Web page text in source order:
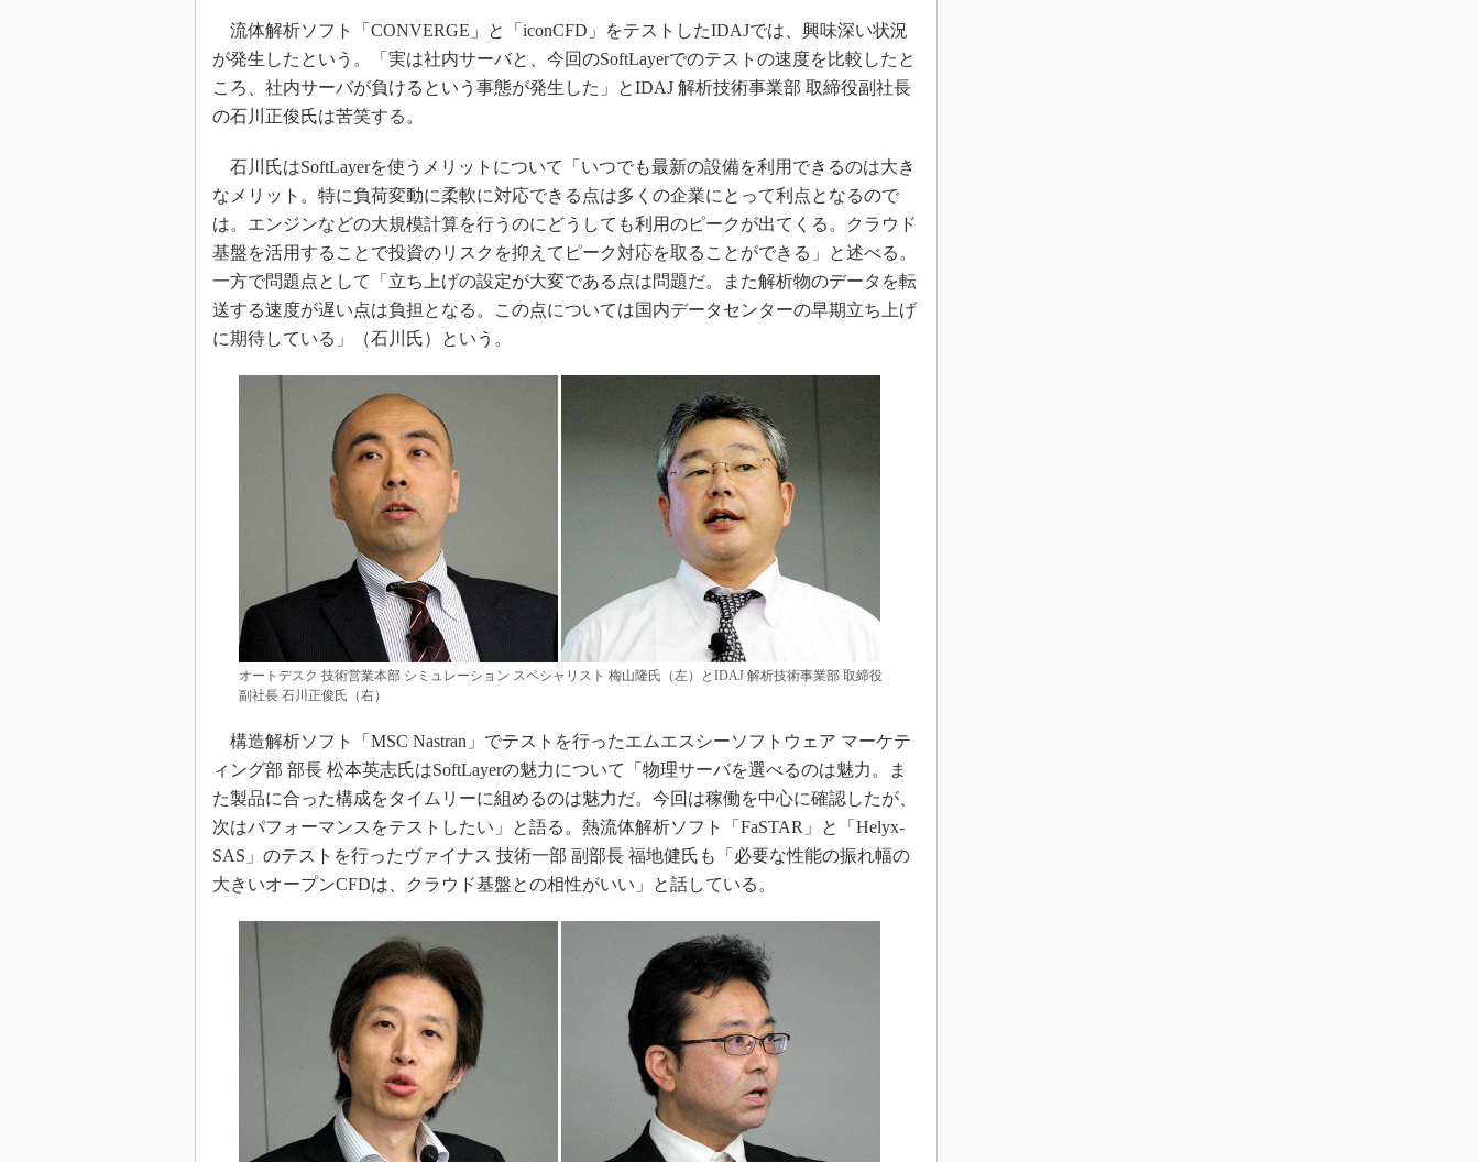
流体解析ソフト「CONVERGE」と「iconCFD」をテストしたIDAJでは、興味深い状況
が発生したという。「実は社内サーバと、今回のSoftLayerでのテストの速度を比較したと
ころ、社内サーバが負けるという事態が発生した」とIDAJ 解析技術事業部 取締役副社長
の石川正俊氏は苦笑する。
石川氏はSoftLayerを使うメリットについて「いつでも最新の設備を利用できるのは大き
なメリット。特に負荷変動に柔軟に対応できる点は多くの企業にとって利点となるので
は。エンジンなどの大規模計算を行うのにどうしても利用のピークが出てくる。クラウド
基盤を活用することで投資のリスクを抑えてピーク対応を取ることができる」と述べる。
一方で問題点として「立ち上げの設定が大変である点は問題だ。また解析物のデータを転
送する速度が遅い点は負担となる。この点については国内データセンターの早期立ち上げ
に期待している」（石川氏）という。
オートデスク 技術営業本部 シミュレーション スペシャリスト 梅山隆氏（左）とIDAJ 解析技術事業部 取締役
副社長 石川正俊氏（右）
構造解析ソフト「MSC Nastran」でテストを行ったエムエスシーソフトウェア マーケテ
ィング部 部長 松本英志氏はSoftLayerの魅力について「物理サーバを選べるのは魅力。ま
た製品に合った構成をタイムリーに組めるのは魅力だ。今回は稼働を中心に確認したが、
次はパフォーマンスをテストしたい」と語る。熱流体解析ソフト「FaSTAR」と「Helyx-
SAS」のテストを行ったヴァイナス 技術一部 副部長 福地健氏も「必要な性能の振れ幅の
大きいオープンCFDは、クラウド基盤との相性がいい」と話している。